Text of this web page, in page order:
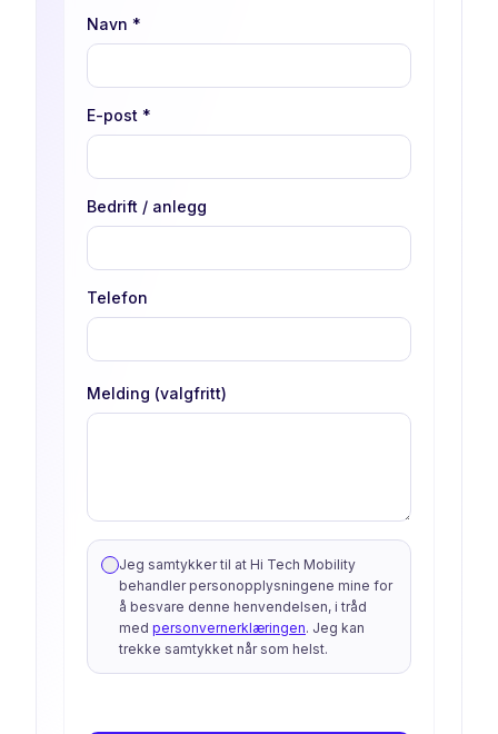
Navn *
E-post *
Bedrift / anlegg
Telefon
Melding (valgfritt)
Jeg samtykker til at Hi Tech Mobility
behandler personopplysningene mine for
å besvare denne henvendelsen, i tråd
med personvernerklæringen. Jeg kan
trekke samtykket når som helst.